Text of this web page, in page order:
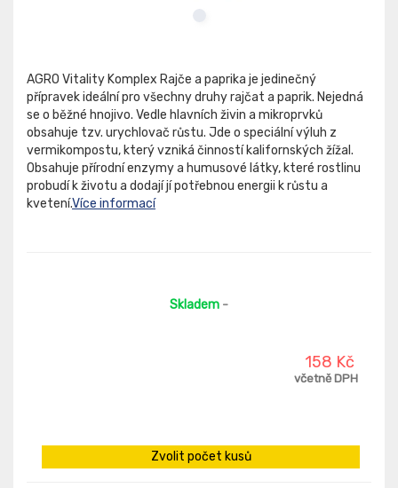
AGRO Vitality Komplex Rajče a paprika je jedinečný
přípravek ideální pro všechny druhy rajčat a paprik. Nejedná
se o běžné hnojivo. Vedle hlavních živin a mikroprvků
obsahuje tzv. urychlovač růstu. Jde o speciální výluh z
vermikompostu, který vzniká činností kalifornských žížal.
Obsahuje přírodní enzymy a humusové látky, které rostlinu
probudí k životu a dodají jí potřebnou energii k růstu a
kvetení.Více informací
Skladem -
158 Kč
včetně DPH
Zvolit počet kusů